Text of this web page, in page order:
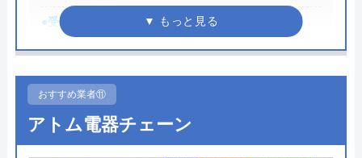
対応エリア
山梨県内全域、静岡・長野県の一部地
域
●受付時間 24時間
●定休日 年中無休
●累計実績
おすすめ業者⑪
アトム電器チェーン